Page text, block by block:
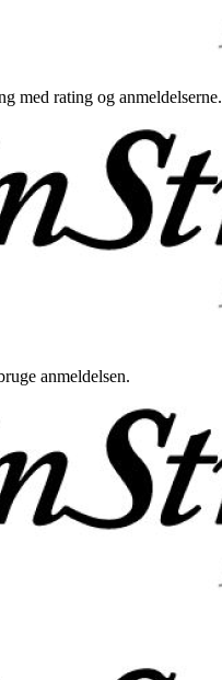
med rating og anmeldelserne.
anmeldelsen.